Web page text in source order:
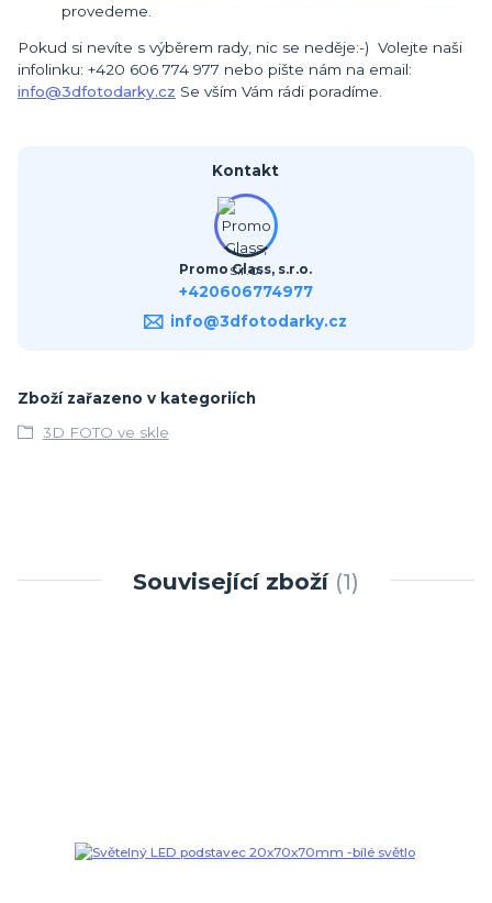
provedeme.
Pokud si nevíte s výběrem rady, nic se neděje:-) Volejte naši
infolinku: +420 606 774 977 nebo pište nám na email:
info@3dfotodarky.cz Se vším Vám rádi poradíme.
Kontakt
Promo Glass, s.r.o.
+420606774977
info@3dfotodarky.cz
Zboží zařazeno v kategoriích
3D FOTO ve skle
Související zboží 1